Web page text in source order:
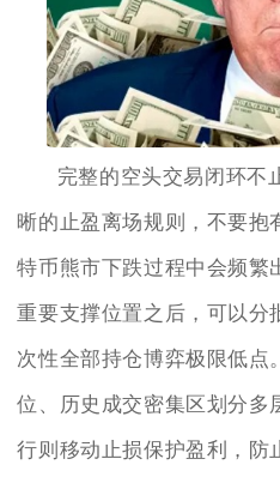
完整的空头交易闭环不
晰的止盈离场规则，不要抱
特币熊市下跌过程中会频繁
重要支撑位置之后，可以分
次性全部持仓博弈极限低点
位、历史成交密集区划分多
行则移动止损保护盈利，防